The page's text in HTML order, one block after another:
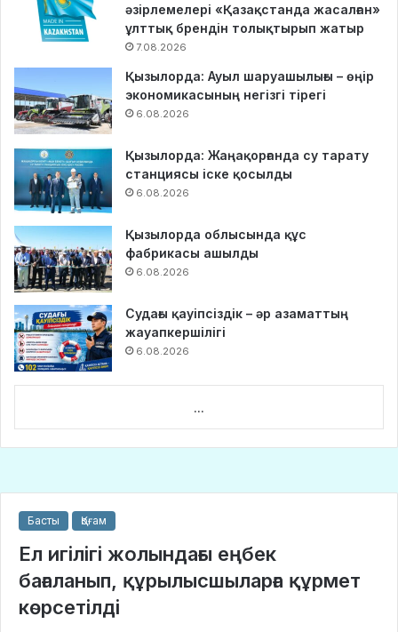
әзірлемелері «Қазақстанда жасалған»
ұлттық брендін толықтырып жатыр
7.08.2026
Қызылорда: Ауыл шаруашылығы – өңір
экономикасының негізгі тірегі
6.08.2026
Қызылорда: Жаңақорғанда су тарату
станциясы іске қосылды
6.08.2026
Қызылорда облысында құс
фабрикасы ашылды
6.08.2026
Судағы қауіпсіздік – әр азаматтың
жауапкершілігі
6.08.2026
...